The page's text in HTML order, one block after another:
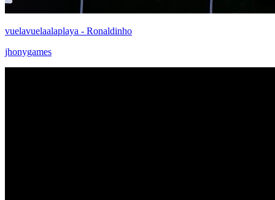
vuelavuelaalaplaya - Ronaldinho
jhonygames